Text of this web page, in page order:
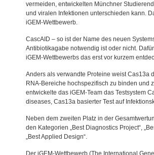
vermeiden, entwickelten Münchner
und viralen Infektionen unterschieden kann.
iGEM-Wettbewerb.
CascAID – so ist der Name des neuen
Antibiotikagabe notwendig ist oder nicht.
iGEM-Wettbewerbs das erst vor kurzem
Anders als verwandte Proteine weist Cas13a
RNA-Bereiche hochspezifisch zu binden und
entwickelte das iGEM-Team das Testsystem
diseases, Cas13a basierter Test auf
Neben dem zweiten Platz in der
den Kategorien „Best Diagnostics Project“,
„Best Applied Design“.
Der iGEM-Wettbewerb (The International